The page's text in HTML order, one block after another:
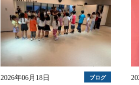
2026年06月18日 ブログ